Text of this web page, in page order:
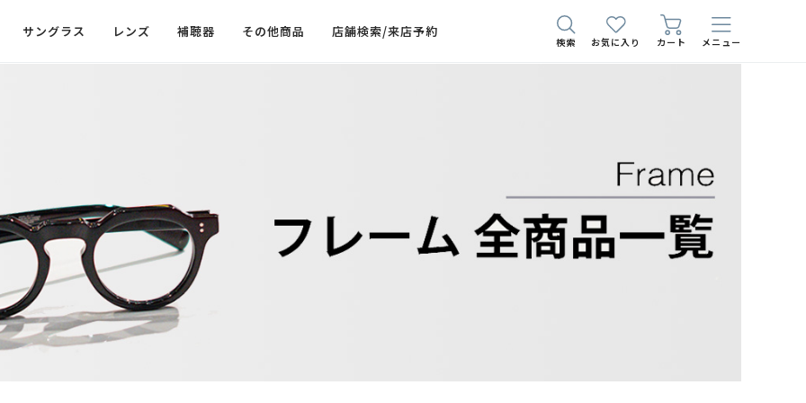
サングラス レンズ 補聴器 その他商品 店舗検索/来店予約
検索 お気に入り カート メニュー